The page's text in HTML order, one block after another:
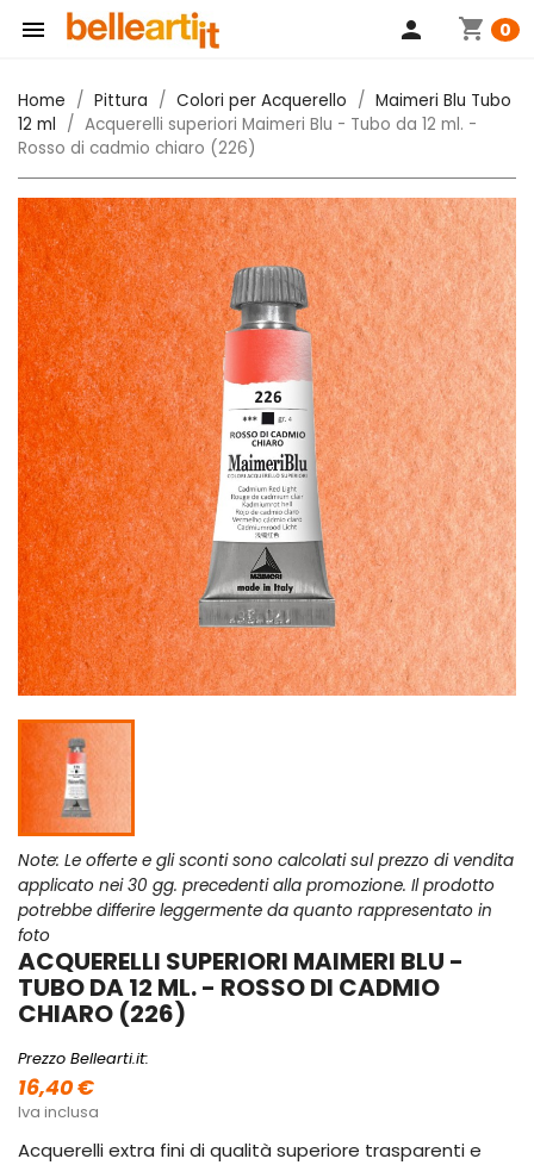
 shopping_cart 0
person
Home Pittura Colori per Acquerello
Maimeri Blu Tubo
12 ml
Acquerelli superiori Maimeri Blu - Tubo da 12 ml. -
Rosso di cadmio chiaro (226)
Note: Le offerte e gli sconti sono calcolati sul prezzo di vendita
applicato nei 30 gg. precedenti alla promozione. Il prodotto
potrebbe differire leggermente da quanto rappresentato in
foto
ACQUERELLI SUPERIORI MAIMERI BLU -
TUBO DA 12 ML. - ROSSO DI CADMIO
CHIARO (226)
Prezzo Bellearti.it:
16,40 €
Iva inclusa
Acquerelli extra fini di qualità superiore trasparenti e